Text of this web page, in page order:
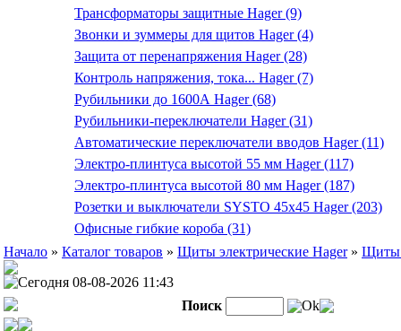
Трансформаторы защитные Hager (9)
Звонки и зуммеры для щитов Hager (4)
Защита от перенапряжения Hager (28)
Контроль напряжения, тока... Hager (7)
Рубильники до 1600А Hager (68)
Рубильники-переключатели Hager (31)
Автоматические переключатели вводов Hager (11)
Электро-плинтуса высотой 55 мм Hager (117)
Электро-плинтуса высотой 80 мм Hager (187)
Розетки и выключатели SYSTO 45х45 Hager (203)
Офисные гибкие короба (31)
Начало » Каталог товаров » Щиты электрические Hager» Щиты
Сегодня 08-08-2026 11:43
Поиск
Ok